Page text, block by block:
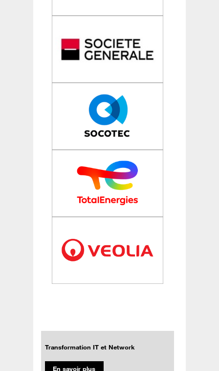
Transformation IT et Network
En savoir plus